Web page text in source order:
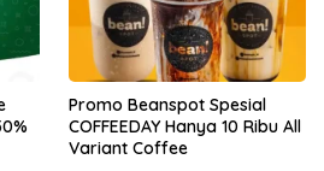
Promo Beanspot Spesial
COFFEEDAY Hanya 10 Ribu All
Variant Coffee